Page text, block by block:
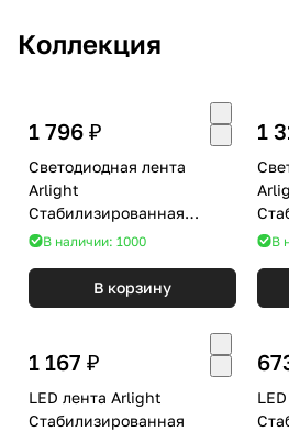
Коллекция
1 796 ₽
Светодиодная лента
Arlight
Стабилизированная
050632
В наличии: 1000
В корзину
1
В
1 167 ₽
LED лента Arlight
Стабилизированная